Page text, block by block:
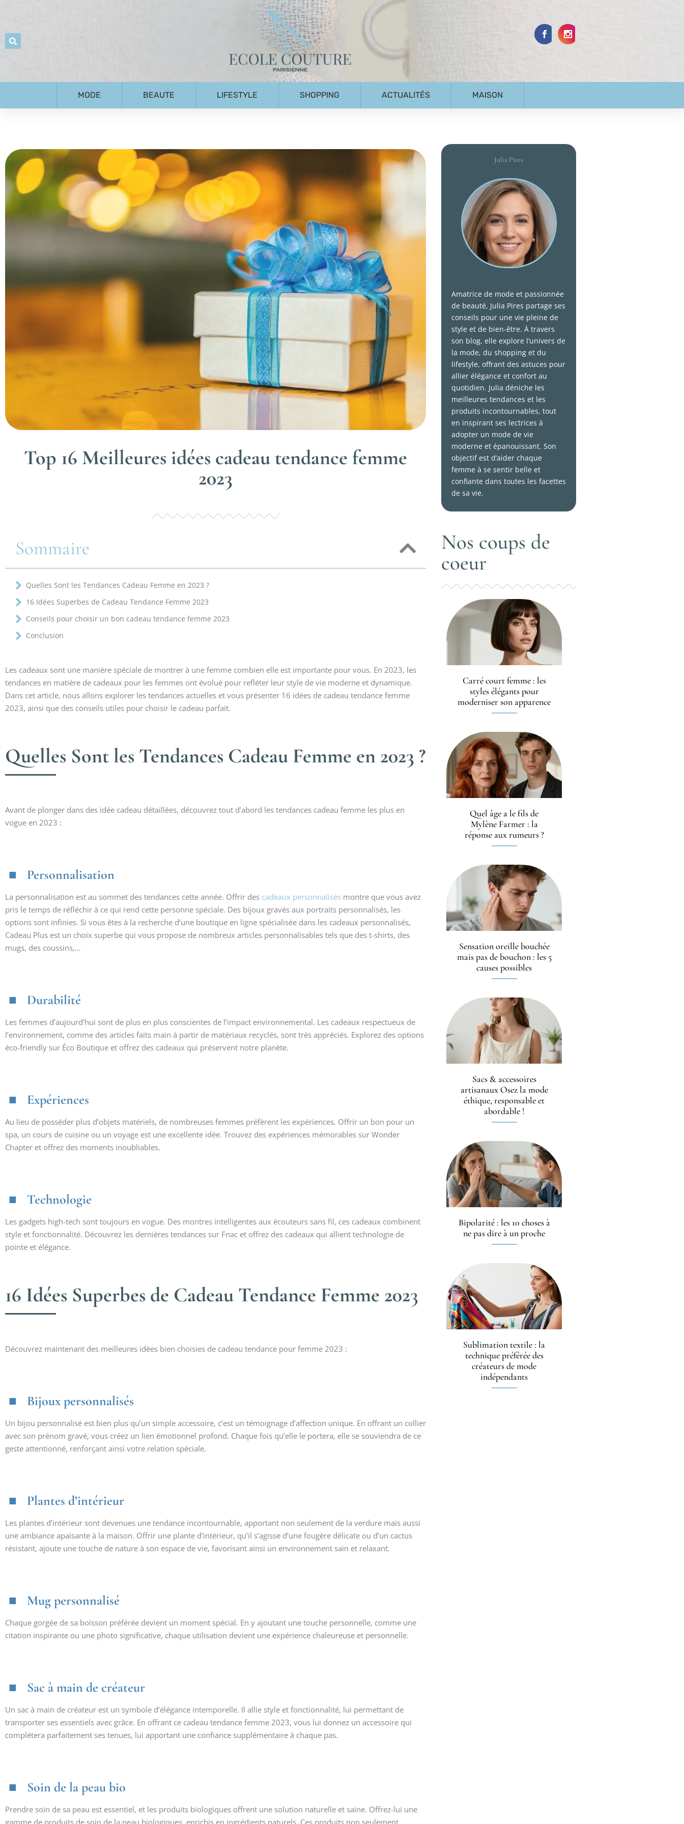
MODE BEAUTE LIFESTYLE SHOPPING ACTUALITÉS MAISON
Top 16 Meilleures idées cadeau tendance femme
2023
Sommaire
Quelles Sont les Tendances Cadeau Femme en 2023 ?
16 Idées Superbes de Cadeau Tendance Femme 2023
Conseils pour choisir un bon cadeau tendance femme 2023
Conclusion
Les cadeaux sont une manière spéciale de montrer à une femme combien elle est importante pour vous. En 2023, les
tendances en matière de cadeaux pour les femmes ont évolué pour refléter leur style de vie moderne et dynamique.
Dans cet article, nous allons explorer les tendances actuelles et vous présenter 16 idées de cadeau tendance femme
2023, ainsi que des conseils utiles pour choisir le cadeau parfait.
Quelles Sont les Tendances Cadeau Femme en 2023 ?
Avant de plonger dans des idée cadeau détaillées, découvrez tout d’abord les tendances cadeau femme les plus en
vogue en 2023 :
Personnalisation
La personnalisation est au sommet des tendances cette année. Offrir des cadeaux personnalisés montre que vous avez
pris le temps de réfléchir à ce qui rend cette personne spéciale. Des bijoux gravés aux portraits personnalisés, les
options sont infinies. Si vous êtes à la recherche d’une boutique en ligne spécialisée dans les cadeaux personnalisés,
Cadeau Plus est un choix superbe qui vous propose de nombreux articles personnalisables tels que des t-shirts, des
mugs, des coussins,…
Durabilité
Les femmes d’aujourd’hui sont de plus en plus conscientes de l’impact environnemental. Les cadeaux respectueux de
l’environnement, comme des articles faits main à partir de matériaux recyclés, sont très appréciés. Explorez des options
éco-friendly sur Éco Boutique et offrez des cadeaux qui préservent notre planète.
Expériences
Au lieu de posséder plus d’objets matériels, de nombreuses femmes préfèrent les expériences. Offrir un bon pour un
spa, un cours de cuisine ou un voyage est une excellente idée. Trouvez des expériences mémorables sur Wonder
Chapter et offrez des moments inoubliables.
Technologie
Les gadgets high-tech sont toujours en vogue. Des montres intelligentes aux écouteurs sans fil, ces cadeaux combinent
style et fonctionnalité. Découvrez les dernières tendances sur Fnac et offrez des cadeaux qui allient technologie de
pointe et élégance.
16 Idées Superbes de Cadeau Tendance Femme 2023
Découvrez maintenant des meilleures idées bien choisies de cadeau tendance pour femme 2023 :
Bijoux personnalisés
Un bijou personnalisé est bien plus qu’un simple accessoire, c’est un témoignage d’affection unique. En offrant un collier
avec son prénom gravé, vous créez un lien émotionnel profond. Chaque fois qu’elle le portera, elle se souviendra de ce
geste attentionné, renforçant ainsi votre relation spéciale.
Plantes d’intérieur
Les plantes d’intérieur sont devenues une tendance incontournable, apportant non seulement de la verdure mais aussi
une ambiance apaisante à la maison. Offrir une plante d’intérieur, qu’il s’agisse d’une fougère délicate ou d’un cactus
résistant, ajoute une touche de nature à son espace de vie, favorisant ainsi un environnement sain et relaxant.
Mug personnalisé
Chaque gorgée de sa boisson préférée devient un moment spécial. En y ajoutant une touche personnelle, comme une
citation inspirante ou une photo significative, chaque utilisation devient une expérience chaleureuse et personnelle.
Sac à main de créateur
Un sac à main de créateur est un symbole d’élégance intemporelle. Il allie style et fonctionnalité, lui permettant de
transporter ses essentiels avec grâce. En offrant ce cadeau tendance femme 2023, vous lui donnez un accessoire qui
complétera parfaitement ses tenues, lui apportant une confiance supplémentaire à chaque pas.
Soin de la peau bio
Prendre soin de sa peau est essentiel, et les produits biologiques offrent une solution naturelle et saine. Offrez-lui une
gamme de produits de soin de la peau biologiques, enrichis en ingrédients naturels. Ces produits non seulement
Julia Pires
Amatrice de mode et passionnée
de beauté, Julia Pires partage ses
conseils pour une vie pleine de
style et de bien-être. À travers
son blog, elle explore l’univers de
la mode, du shopping et du
lifestyle, offrant des astuces pour
allier élégance et confort au
quotidien. Julia déniche les
meilleures tendances et les
produits incontournables, tout
en inspirant ses lectrices à
adopter un mode de vie
moderne et épanouissant. Son
objectif est d’aider chaque
femme à se sentir belle et
confiante dans toutes les facettes
de sa vie.
Nos coups de
coeur
Carré court femme : les
styles élégants pour
moderniser son apparence
Quel âge a le fils de
Mylène Farmer : la
réponse aux rumeurs ?
Sensation oreille bouchée
mais pas de bouchon : les 5
causes possibles
Sacs & accessoires
artisanaux Osez la mode
éthique, responsable et
abordable !
Bipolarité : les 10 choses à
ne pas dire à un proche
Sublimation textile : la
technique préférée des
créateurs de mode
indépendants